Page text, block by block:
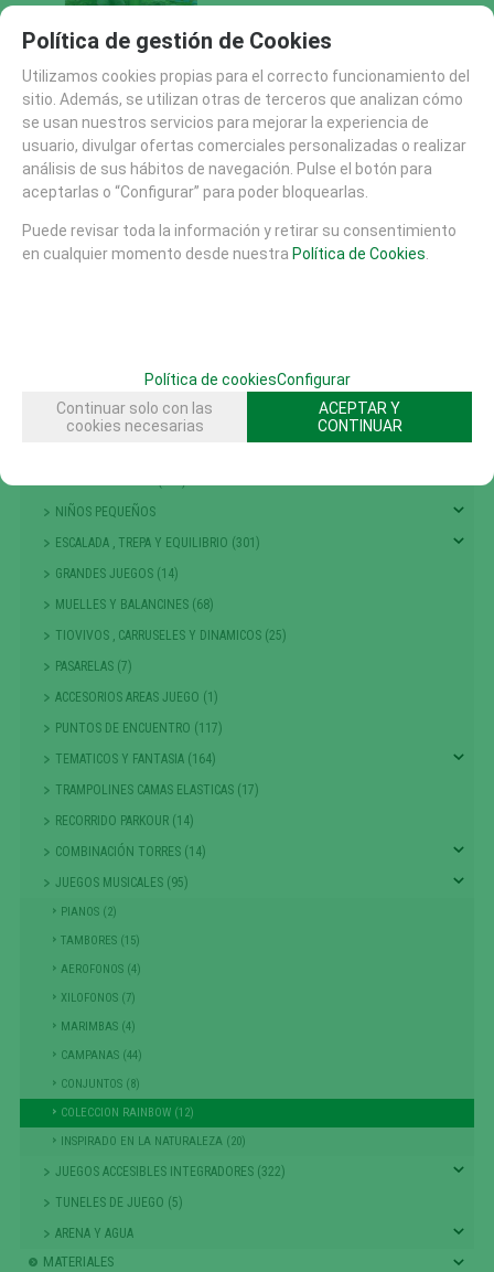
Campanas Calipso
Quatro
Conjunto Rainbow Trio
mostrando 12 de 12
CATÁLOGO
AREAS DE JUEGO
TIROLINAS (27)
CASITAS MESAS Y BANCOS (48)
NIÑOS PEQUEÑOS
ESCALADA , TREPA Y EQUILIBRIO (301)
GRANDES JUEGOS (14)
MUELLES Y BALANCINES (68)
TIOVIVOS , CARRUSELES Y DINAMICOS (25)
PASARELAS (7)
ACCESORIOS AREAS JUEGO (1)
PUNTOS DE ENCUENTRO (117)
TEMATICOS Y FANTASIA (164)
TRAMPOLINES CAMAS ELASTICAS (17)
RECORRIDO PARKOUR (14)
COMBINACIÓN TORRES (14)
JUEGOS MUSICALES (95)
PIANOS (2)
TAMBORES (15)
AEROFONOS (4)
XILOFONOS (7)
MARIMBAS (4)
CAMPANAS (44)
CONJUNTOS (8)
COLECCION RAINBOW (12)
INSPIRADO EN LA NATURALEZA (20)
JUEGOS ACCESIBLES INTEGRADORES (322)
TUNELES DE JUEGO (5)
ARENA Y AGUA
MATERIALES
Política de gestión de Cookies
Utilizamos cookies propias para el correcto funcionamiento del
sitio. Además, se utilizan otras de terceros que analizan cómo
se usan nuestros servicios para mejorar la experiencia de
usuario, divulgar ofertas comerciales personalizadas o realizar
análisis de sus hábitos de navegación. Pulse el botón para
aceptarlas o “Configurar” para poder bloquearlas.
Puede revisar toda la información y retirar su consentimiento
en cualquier momento desde nuestra Política de Cookies
Política de cookiesConfigurar
Continuar solo con las
cookies necesarias
ACEPTAR Y
CONTINUAR